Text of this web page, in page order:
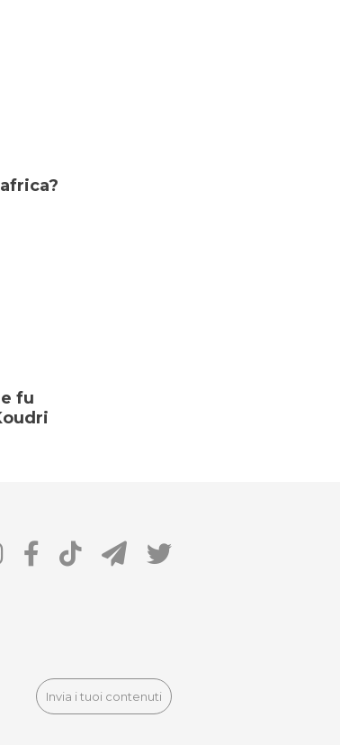
fu
Invia i tuoi contenuti